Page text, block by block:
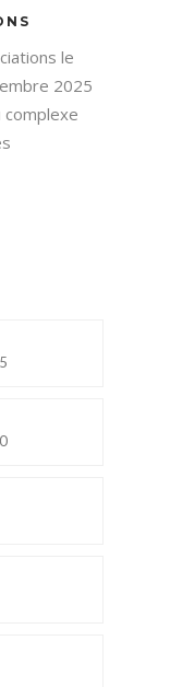
le
2025
complexe